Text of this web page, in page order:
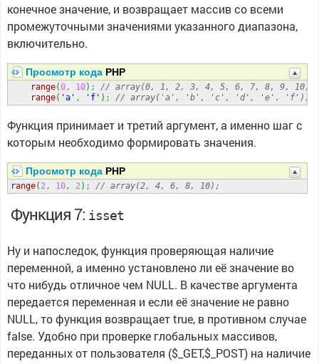
конечное значение, и возвращает массив со всеми
промежуточными значениями указанного диапазона,
включительно.
Просмотр кодаPHP
range(0, 10) ;
// array(0, 1, 2, 3, 4, 5, 6, 7, 8, 9, 10)
range( 'a' , 'f' ) ; // array('a', 'b', 'c', 'd', 'e'. 'f');
Функция принимает и третий аргумент, а именно шаг с
которым необходимо формировать значения.
Просмотр кодаPHP
range( 2, 10, 2) ; // array(2, 4, 6, 8, 10);
Функция 7: isset
Ну и напоследок, функция проверяющая наличие
переменной, а именно установлено ли её значение во
что нибудь отличное чем NULL. В качестве аргумента
передается переменная и если её значение не равно
NULL, то функция возвращает true, в противном случае
false. Удобно при проверке глобальных массивов,
переданных от пользователя ($_GET,$_POST) на наличие